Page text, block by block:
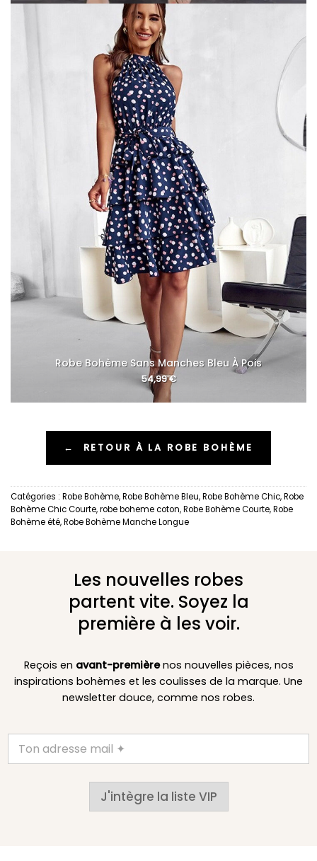
Robe Bohème Sans Manches Bleu À Pois
54,99€
← RETOUR À LA ROBE BOHÈME
Catégories : Robe Bohème,Robe Bohème Bleu,Robe Bohème Chic,Robe
Bohème Chic Courte,robe boheme coton,Robe Bohème Courte,Robe
Bohème été,Robe Bohème Manche Longue
Les nouvelles robes
partent vite. Soyez la
première à les voir.
Reçois en avant-premièrenos nouvelles pièces, nos
inspirations bohèmes et les coulisses de la marque. Une
newsletter douce, comme nos robes.
J'intègre la liste VIP